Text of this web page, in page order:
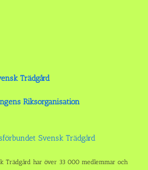
Trädgård
Riksorganisation
Trädgård har över 33 000 medlemmar och